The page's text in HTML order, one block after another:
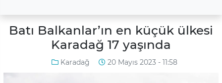
Batı Balkanlar’ın en küçük ülkesi
Karadağ 17 yaşında
Karadağ 20 Mayıs 2023 - 11:58